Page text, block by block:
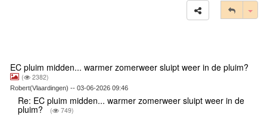
EC pluim midden... warmer zomerweer sluipt weer in de pluim?
( 2382)
Robert(Vlaardingen) -- 03-06-2026 09:46
Re: EC pluim midden... warmer zomerweer sluipt weer in de
pluim? ( 749)